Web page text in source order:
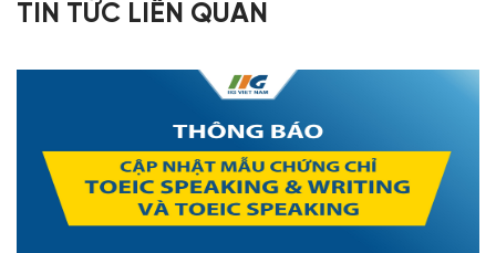
TIN TỨC LIÊN QUAN